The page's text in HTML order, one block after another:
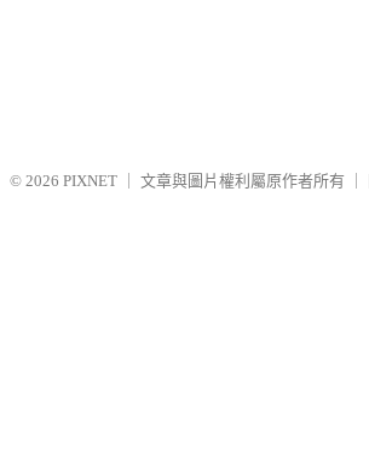
© 2026 PIXNET 文章與圖片權利屬原作者所有